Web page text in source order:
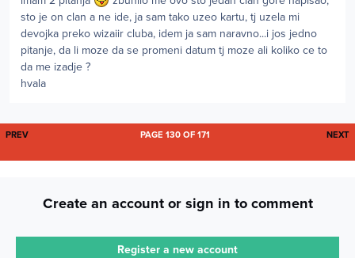
sto je on clan a ne ide, ja sam tako uzeo kartu, tj uzela mi
devojka preko wizaiir cluba, idem ja sam naravno...i jos jedno
pitanje, da li moze da se promeni datum tj moze ali koliko ce to
da me izadje ?
hvala
FIRST PAGE
PREV NEXT
PAGE 130 OF 171
Create an account or sign in to comment
Register a new account